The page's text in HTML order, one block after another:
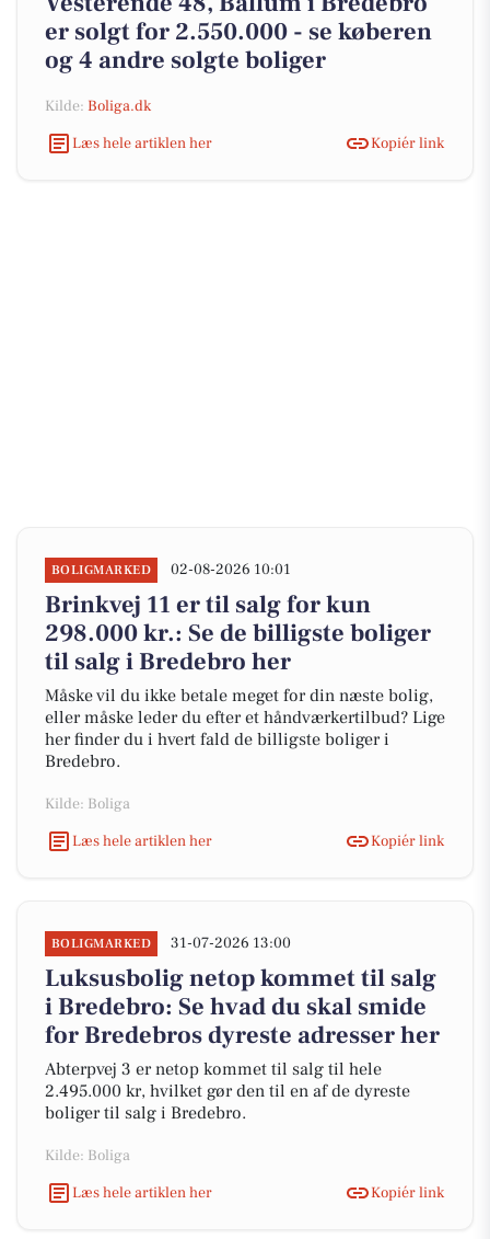
er solgt for 2.550.000 - se køberen
og 4 andre solgte boliger
Kilde: Boliga.dk
Læs hele artiklen her
Kopiér link
BOLIGMARKED 02-08-2026 10:01
Brinkvej 11 er til salg for kun
298.000 kr.: Se de billigste boliger
til salg i Bredebro her
Måske vil du ikke betale meget for din næste bolig,
eller måske leder du efter et håndværkertilbud? Lige
her finder du i hvert fald de billigste boliger i
Bredebro.
Kilde: Boliga
Læs hele artiklen her
Kopiér link
BOLIGMARKED 31-07-2026 13:00
Luksusbolig netop kommet til salg
i Bredebro: Se hvad du skal smide
for Bredebros dyreste adresser her
Abterpvej 3 er netop kommet til salg til hele
2.495.000 kr, hvilket gør den til en af de dyreste
boliger til salg i Bredebro.
Kilde: Boliga
Læs hele artiklen her
Kopiér link